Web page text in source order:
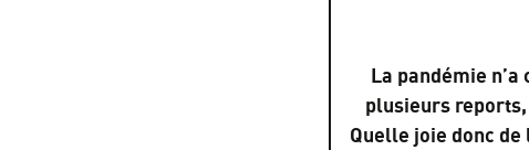
La pandémie
plusieurs
Quelle joie donc